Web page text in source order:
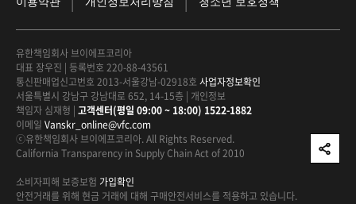
유한책임회사 브이에프코리아
대표 장우진 | 등록번호 220-88-43561
통신판매업신고번호 2013-서울강남-02918호 사업자정보확인
서울특별시 강남구 강남대로 652, 14-15층 | 개인정보
책임자 심재형 | 고객센터(평일 09:00 ~ 18:00) 1522-1882
이메일 Vanskr_online@vfc.com
ⓒ유한책임회사 브이에프코리아. All Rights Reserved.
California Transparency in Supply Chain Act of 2010
소비자피해 보증보험 가입확인
안전거래를 위해 현금 거래에 대해 구매안전서비스를 적용하고 있습니다.